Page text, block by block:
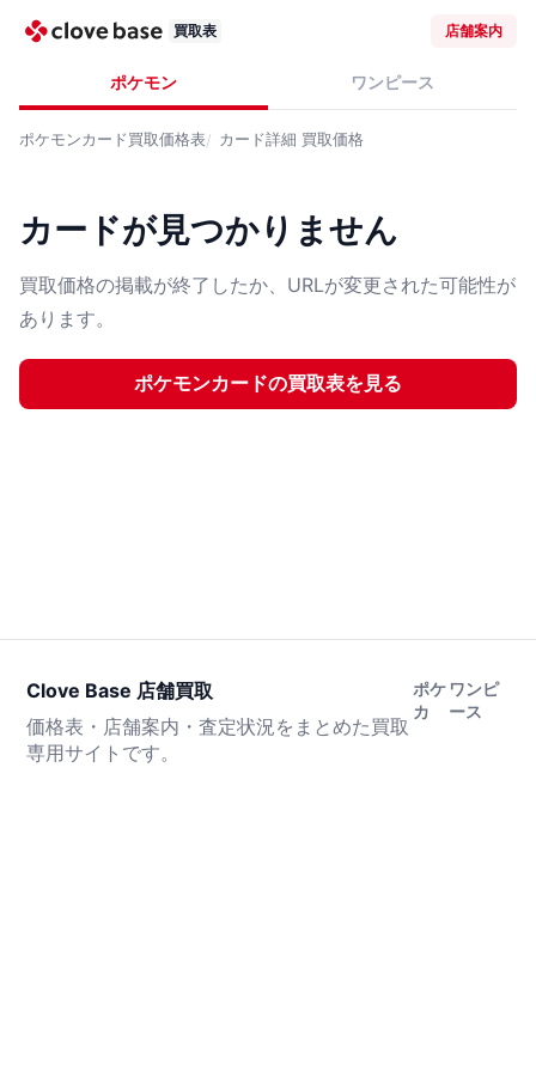
買取表 店舗案内
ポケモン ワンピース
ポケモンカード買取価格表 カード詳細 買取価格
カードが見つかりません
買取価格の掲載が終了したか、URLが変更された可能性が
あります。
ポケモンカードの買取表を見る
Clove Base 店舗買取
価格表・店舗案内・査定状況をまとめた買取
専用サイトです。
ポケ
カ
ワンピ
ース